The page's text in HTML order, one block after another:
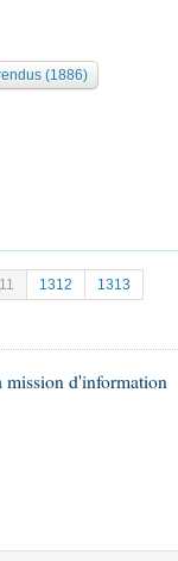
(1886)
1312
1313
mission d'information